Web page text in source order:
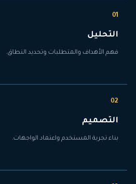
التحليل
فهم الأهداف والمتطلبات وتحديد النطاق.
التصميم
بناء تجربة المستخدم واعتماد الواجهات.